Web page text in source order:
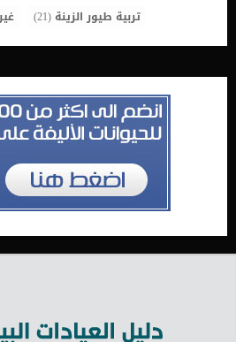
تربية طيور الزينة (21)